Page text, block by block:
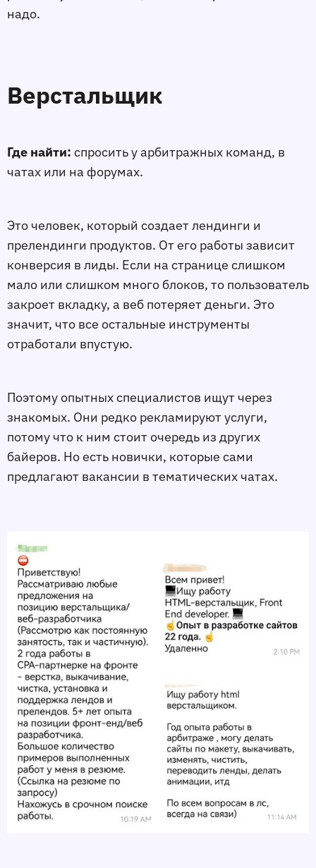
надо.
Верстальщик
Где найти: спросить у арбитражных команд, в
чатах или на форумах.
Это человек, который создает лендинги и
прелендинги продуктов. От его работы зависит
конверсия в лиды. Если на странице слишком
мало или слишком много блоков, то пользователь
закроет вкладку, а веб потеряет деньги. Это
значит, что все остальные инструменты
отработали впустую.
Поэтому опытных специалистов ищут через
знакомых. Они редко рекламируют услуги,
потому что к ним стоит очередь из других
байеров. Но есть новички, которые сами
предлагают вакансии в тематических чатах.